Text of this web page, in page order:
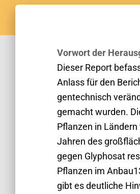
Vorwort der
Dieser Report
Anlass für den
gentechnisch
gemacht wurden.
Pflanzen in
Jahren des
gegen Glyphosat
Pflanzen im
gibt es deutliche